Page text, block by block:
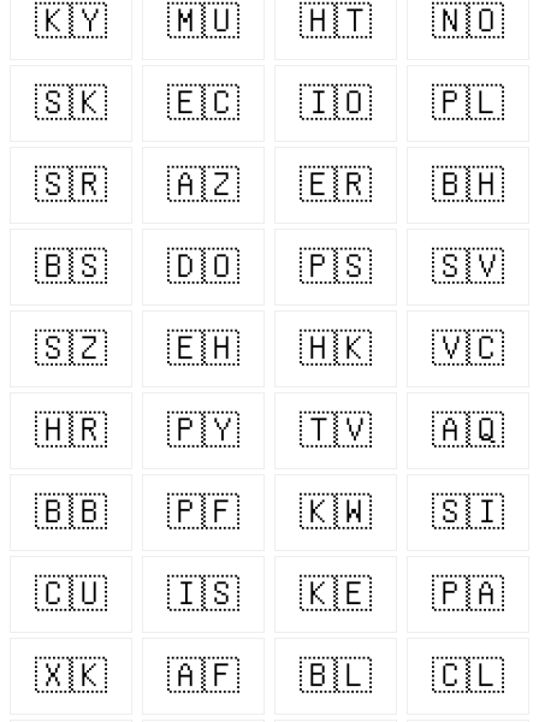
🇰🇾 🇲🇺 🇭🇹 🇳🇴
🇸🇰 🇪🇨 🇮🇴 🇵🇱
🇸🇷 🇦🇿 🇪🇷 🇧🇭
🇧🇸 🇩🇴 🇵🇸 🇸🇻
🇸🇿 🇪🇭 🇭🇰 🇻🇨
🇭🇷 🇵🇾 🇹🇻 🇦🇶
🇧🇧 🇵🇫 🇰🇼 🇸🇮
🇨🇺 🇮🇸 🇰🇪 🇵🇦
🇽🇰 🇦🇫 🇧🇱 🇨🇱